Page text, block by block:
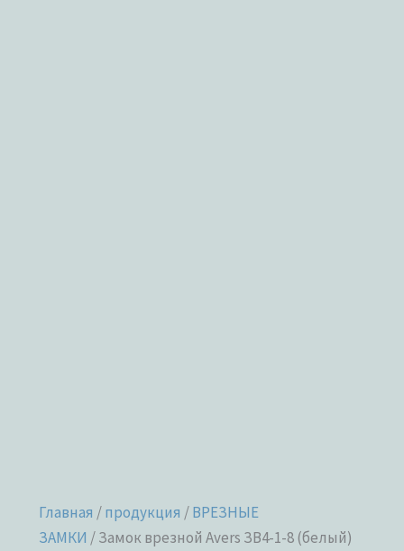
Главная /продукция /ВРЕЗНЫЕ
ЗАМКИ / Замок врезной Avers ЗВ4-1-8 (белый)